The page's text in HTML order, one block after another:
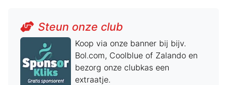
Steun onze club
Koop via onze banner bij bijv.
Bol.com, Coolblue of Zalando en
bezorg onze clubkas een
extraatje.